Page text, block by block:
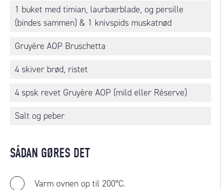
1 buket med timian, laurbærblade, og persille
(bindes sammen) & 1 knivspids muskatnød
Gruyère AOP Bruschetta
4 skiver brød, ristet
4 spsk revet Gruyère AOP (mild eller Réserve)
Salt og peber
SÅDAN GØRES DET
Varm ovnen op til 200°C.